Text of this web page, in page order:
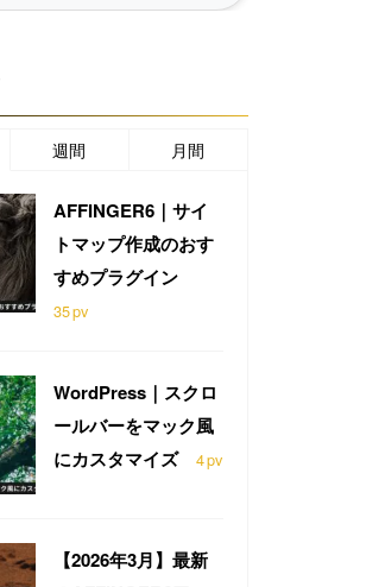
週間 月間
AFFINGER6｜サイ
トマップ作成のおす
すめプラグイン
35pv
WordPress｜スクロ
ールバーをマック風
にカスタマイズ
4pv
【2026年3月】最新